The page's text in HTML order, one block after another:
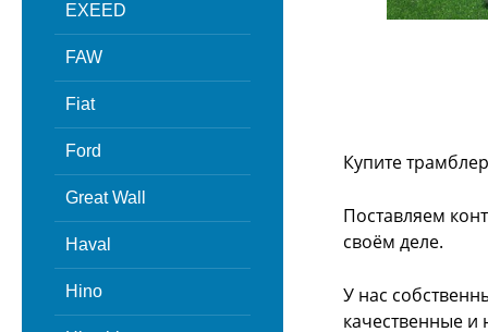
EXEED
FAW
Fiat
Ford
Great Wall
Haval
Hino
Купите
Поставляем
своём деле.
У нас
качественные и